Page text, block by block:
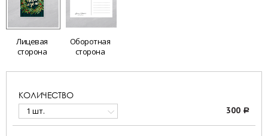
Лицевая
сторона
Оборотная
сторона
КОЛИЧЕСТВО
1 шт. 300 a